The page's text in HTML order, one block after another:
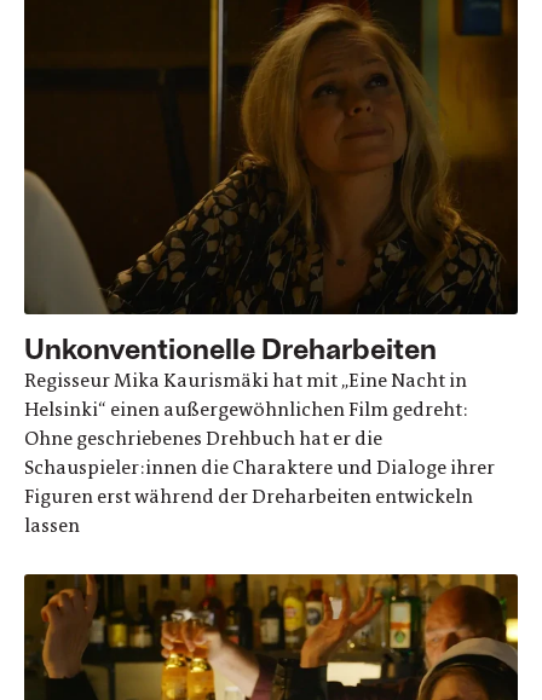
Unkonventionelle Dreharbeiten
Regisseur Mika Kaurismäki hat mit „Eine Nacht in
Helsinki“ einen außergewöhnlichen Film gedreht:
Ohne geschriebenes Drehbuch hat er die
Schauspieler:innen die Charaktere und Dialoge ihrer
Figuren erst während der Dreharbeiten entwickeln
lassen